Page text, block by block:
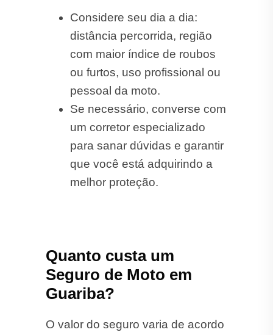
Considere seu dia a dia:
distância percorrida, região
com maior índice de roubos
ou furtos, uso profissional ou
pessoal da moto.
Se necessário, converse com
um corretor especializado
para sanar dúvidas e garantir
que você está adquirindo a
melhor proteção.
Quanto custa um
Seguro de Moto em
Guariba?
O valor do seguro varia de acordo